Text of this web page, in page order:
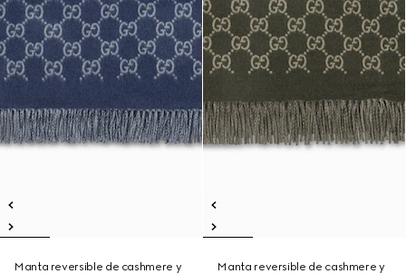
Manta reversible de cashmere y
Manta reversible de cashmere y